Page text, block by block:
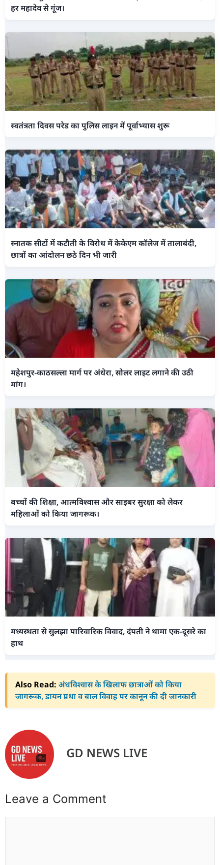
हर महादेव से गूंज।
स्वतंत्रता दिवस परेड का पुलिस लाइन में पूर्वाभ्यास शुरू
स्नातक सीटों में कटौती के विरोध में केकेएम कॉलेज में तालाबंदी,
छात्रों का आंदोलन छठे दिन भी जारी
महेशपुर-काठसल्ला मार्ग पर अंधेरा, सोलर लाइट लगाने की उठी
मांग।
बच्चों की शिक्षा, आत्मविश्वास और साइबर सुरक्षा को लेकर
महिलाओं को किया जागरूक।
मध्यस्थता से सुलझा पारिवारिक विवाद, दंपती ने थामा एक-दूसरे का
हाथ
Also Read: अंधविश्वास के खिलाफ छात्राओं को किया
जागरूक, डायन प्रथा व बाल विवाह पर कानून की दी जानकारी
GD NEWS LIVE
Leave a Comment